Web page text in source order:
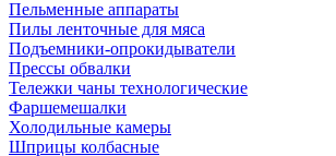
Пельменные аппараты
Пилы ленточные для мяса
Подъемники-опрокидыватели
Прессы обвалки
Тележки чаны технологические
Фаршемешалки
Холодильные камеры
Шприцы колбасные